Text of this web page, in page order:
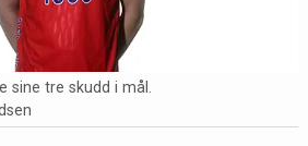
sine tre skudd i mål.